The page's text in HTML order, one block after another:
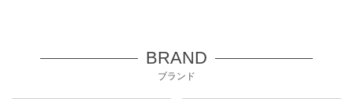
BRAND
ブランド